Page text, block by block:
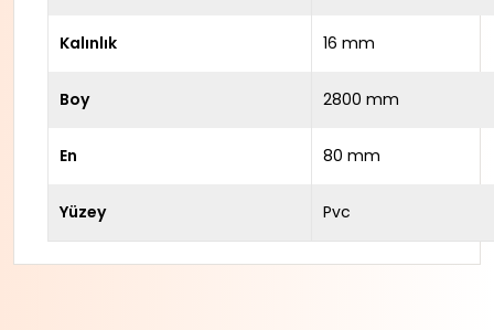
Kalınlık 16 mm
Boy 2800 mm
En 80 mm
Yüzey Pvc